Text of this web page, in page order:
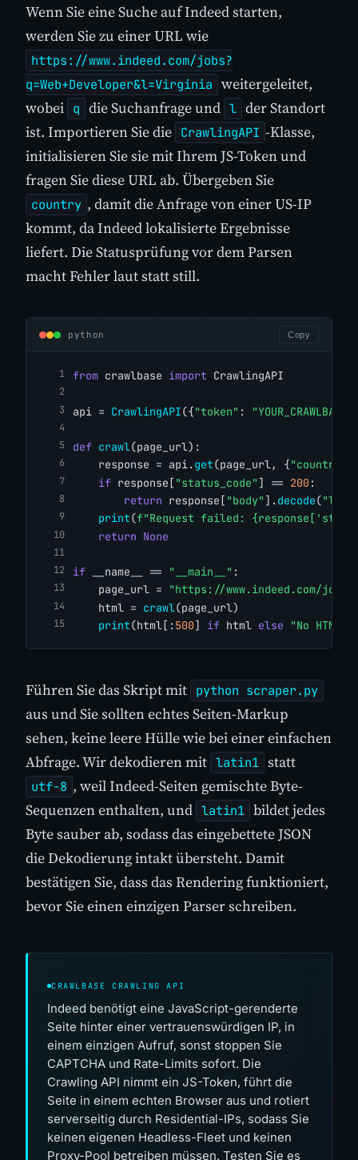
Wenn Sie eine Suche auf Indeed starten,
werden Sie zu einer URL wie
https://www.indeed.com/jobs?
q=Web+Developer&l=Virginia weitergeleitet,
wobei q die Suchanfrage und l der Standort
ist. Importieren Sie die CrawlingAPI -Klasse,
initialisieren Sie sie mit Ihrem JS-Token und
fragen Sie diese URL ab. Übergeben Sie
country , damit die Anfrage von einer US-IP
kommt, da Indeed lokalisierte Ergebnisse
liefert. Die Statusprüfung vor dem Parsen
macht Fehler laut statt still.
python Copy
from crawlbase import CrawlingAPI
api = CrawlingAPI({"token" :
def crawl(page_url):
    response = api.
get(page_url, {"country"
if response[ "status_code" ] == 200 :
return response[ "body" ]. decode(
print(f"Request failed:
return None
if __name__ == "__main__" :
    page_url =
"https://www.indeed.com/
    html =
crawl(page_url)
print(html[:500] if html else "No HTML
Führen Sie das Skript mit python scraper.py
aus und Sie sollten echtes Seiten-Markup
sehen, keine leere Hülle wie bei einer einfachen
Abfrage. Wir dekodieren mit latin1 statt
utf-8 , weil Indeed-Seiten gemischte Byte-
Sequenzen enthalten, und latin1 bildet jedes
Byte sauber ab, sodass das eingebettete JSON
die Dekodierung intakt übersteht. Damit
bestätigen Sie, dass das Rendering funktioniert,
bevor Sie einen einzigen Parser schreiben.
CRAWLBASE CRAWLING API
Indeed benötigt eine JavaScript-gerenderte
Seite hinter einer vertrauenswürdigen IP, in
einem einzigen Aufruf, sonst stoppen Sie
CAPTCHA und Rate-Limits sofort. Die
Crawling API nimmt ein JS-Token, führt die
Seite in einem echten Browser aus und rotiert
serverseitig durch Residential-IPs, sodass Sie
keinen eigenen Headless-Fleet und keinen
Proxy-Pool betreiben müssen. Testen Sie es